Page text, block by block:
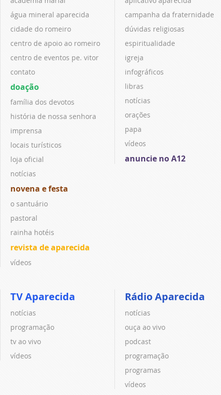
água mineral aparecida
cidade do romeiro
centro de apoio ao romeiro
centro de eventos pe. vitor
contato
doação
família dos devotos
história de nossa senhora
imprensa
locais turísticos
loja oficial
notícias
novena e festa
o santuário
pastoral
rainha hotéis
revista de aparecida
vídeos
campanha da fraternidade
dúvidas religiosas
espiritualidade
igreja
infográficos
libras
notícias
orações
papa
vídeos
anuncie no A12
TV Aparecida
notícias
programação
tv ao vivo
vídeos
Rádio Aparecida
notícias
ouça ao vivo
podcast
programação
programas
vídeos